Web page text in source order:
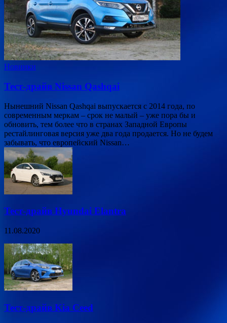
Новинки
Тест-драйв Nissan Qashqai
Нынешний Nissan Qashqai выпускается с 2014 года, по
современным меркам – срок не малый – уже пора бы и
обновить, тем более что в странах Западной Европы
рестайлинговая версия уже два года продается. Но не будем
забывать, что европейский Nissan…
Тест-драйв Hyundai Elantra
11.08.2020
Тест-драйв Kia Ceed